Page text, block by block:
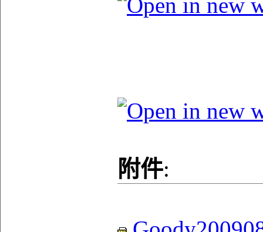
附件: